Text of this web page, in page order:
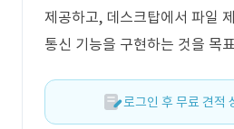
제공하고, 데스크탑에서 파일
통신 기능을 구현하는 것을 목
로그인 후 무료 견적